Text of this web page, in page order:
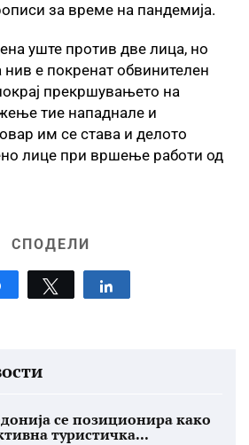
за време на пандемија.
уште против две лица, но
нив е покренат обвинителен
прекршувањето на
тие нападнале и
им се става и делото
лице при вршење работи од
СПОДЕЛИ
Tweet
се позиционира како
туристичка...